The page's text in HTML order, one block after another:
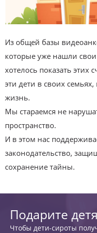
Из общей базы
которые уже нашли
хотелось показать
эти дети в своих
жизнь.
Мы стараемся не
пространство.
И в этом нас
законодательство,
сохранение тайны.
Подарите
Чтобы дети-сироты